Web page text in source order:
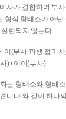
사가 결합하여 부
형식 형태소가 아
현되지 않는다.
이(부사 파생 접미
)+이어(부사)
는 형태소와 형태
디다’와 같이 하나